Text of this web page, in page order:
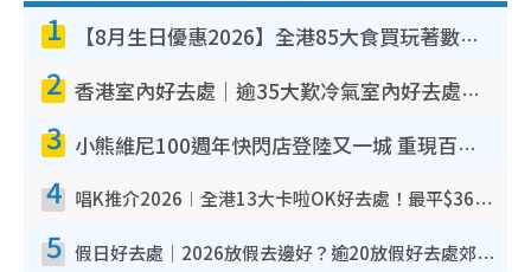
1 【8月生日優惠2026】全港85大食買玩著數攻略 自助餐/火鍋放題同行免費＋誠品/DONKI送現金券
2 香港室內好去處｜逾35大歎冷氣室內好去處推介 室內活動免費避雨無懼落雨
3 小熊維尼100週年快閃店登陸又一城 重現百畝森林經典場景／獨家限定盲盒登場／專屬DIY香水
4 唱K推介2026︱全港13大卡啦OK好去處！最平$36起 日文K都有！(附地址+收費詳情)
5 假日好去處｜2026放假去邊好？逾20放假好去處郊外/秘景 休閒半日或一日遊